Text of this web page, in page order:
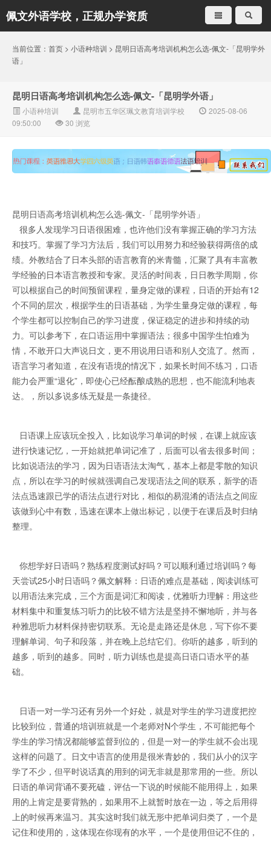
佩文外语学校，正规办学资质
就是不一样
当前位置： 首页 > 小语种培训 > 昆明日语高考培训机构怎么选-佩文-「昆明学外
语」
昆明日语高考培训机构怎么选-佩文-「昆明学外语」
小语种培训 昆明市五华区珮文教育培训学校
2025-08-06
09:50:00
30 浏览
昆明日语高考培训机构怎么选-佩文-「昆明学外语」
很多人发现学习日语很困难，也许他们没有掌握正确的学习方法
和技巧。掌握了学习方法后，我们可以用努力和经验获得两倍的成
绩。外教结合了日本头部的语言教育的米青髓，汇聚了具有丰富教
学经验的日本语言教授和专家。灵活的时间表，日日教学周期，你
可以根据自己的时间预留课程，量身定做的课程，日语的开始有12
个不同的层次，根据学生的日语基础，为学生量身定做的课程，每
个学生都可以控制自己的学习进度，保证稳定的进步和持续的动
力。可以参考下，在口语运用中掌握语法；很多中国学生怕难为
情，不敢开口大声说日文，更不用说用日语和别人交流了。然而，
语言学习者知道，在没有语境的情况下，如果长时间不练习，口语
能力会严重“退化”，即使心已经酝酿成熟的思想，也不能流利地表
达。，所以多说多练无疑是一条捷径。
日语课上应该玩全投入，比如说学习单词的时候，在课上就应该
进行快速记忆，一开始就把单词记准了，后面可以省去很多时间；
比如说语法的学习，因为日语语法太淘气，基本上都是零散的知识
点，所以在学习的时候就强调自己发现语法之间的联系，新学的语
法点迅速跟已学的语法点进行对比，相似的易混淆的语法点之间应
该做到心中有数，迅速在课本上做出标记，以便于在课后及时归纳
整理。
你想学好日语吗？熟练程度测试好吗？可以顺利通过培训吗？每
天尝试25小时日语吗？佩文解释：日语的难点是基础，阅读训练可
以用语法来完成，三个方面是词汇和阅读，优雅听力理解：用这些
材料集中和重复练习听力的比较不错方法是坚持不懈地听，并与各
种雅思听力材料保持密切联系。无论是走路还是休息，写下你不要
理解单词、句子和段落，并在晚上总结它们。你听的越多，听到的
越多，听到的越多。同时，听力训练也是提高日语口语水平的基
础。
日语一对一学习还有另外一个好处，就是对学生的学习进度把控
比较到位，普通的培训班就是一个老师对N个学生，不可能把每个
学生的学习情况都能够监督到位的，但是一对一的学生就不会出现
这样的问题了。日文中语言的使用是很米青妙的，我们从小的汉字
学了不少，但平时说话真的用到的词无非就是那常用的一些。所以
日语的单词背诵不要死磕，评估一下说的时候能不能用得上，如果
用的上肯定是要背熟的，如果用不上就暂时放在一边，等之后用得
上的时候再来温习。其实这时我们就无形中把单词归类了，一个是
记住和使用的，这体现在你现有的水平，一个是使用但记不住的，